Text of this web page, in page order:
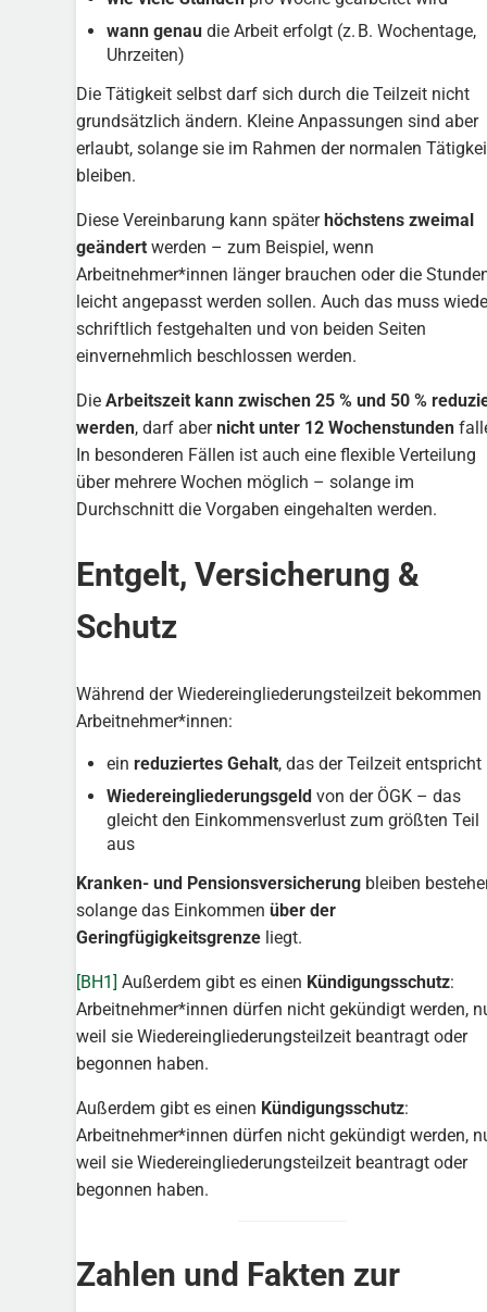
wann genaudie Arbeit erfolgt (z. B. Wochentage,
Uhrzeiten)
Die Tätigkeit selbst darf sich durch die Teilzeit nicht
grundsätzlich ändern. Kleine Anpassungen sind aber
erlaubt, solange sie im Rahmen der normalen
bleiben.
Diese Vereinbarung kann späterhöchstens zweimal
geändertwerden – zum Beispiel, wenn
Arbeitnehmer*innen länger brauchen oder die
leicht angepasst werden sollen. Auch das muss
schriftlich festgehalten und von beiden Seiten
einvernehmlich beschlossen werden.
Die Arbeitszeit kann zwischen 25 % und 50 %
werden, darf abernicht unter 12 Wochenstunden
In besonderen Fällen ist auch eine flexible Verteilung
über mehrere Wochen möglich – solange im
Durchschnitt die Vorgaben eingehalten werden.
Entgelt, Versicherung &
Schutz
Während der Wiedereingliederungsteilzeit bekommen
Arbeitnehmer*innen:
ein reduziertes Gehalt, das der Teilzeit entspricht
Wiedereingliederungsgeld von der ÖGK – das
gleicht den Einkommensverlust zum größten Teil
aus
Kranken- und Pensionsversicherungbleiben
solange das Einkommen über der
Geringfügigkeitsgrenzeliegt.
[BH1] Außerdem gibt es einen Kündigungsschutz:
Arbeitnehmer*innen dürfen nicht gekündigt werden,
weil sie Wiedereingliederungsteilzeit beantragt oder
begonnen haben.
Außerdem gibt es einen Kündigungsschutz:
Arbeitnehmer*innen dürfen nicht gekündigt werden,
weil sie Wiedereingliederungsteilzeit beantragt oder
begonnen haben.
Zahlen und Fakten zur